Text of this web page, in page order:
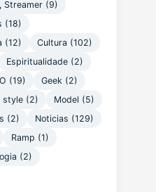
Streamer (9)
(18)
(12)
Cultura (102)
Espiritualidade (2)
(19)
Geek (2)
style (2)
Model (5)
(2)
Noticias (129)
Ramp (1)
(2)